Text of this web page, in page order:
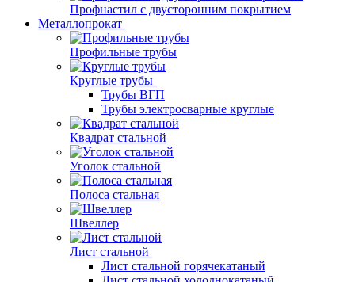
Профнастил с двусторонним покрытием
Металлопрокат
Профильные трубы
Круглые трубы
Трубы ВГП
Трубы электросварные круглые
Квадрат стальной
Уголок стальной
Полоса стальная
Швеллер
Лист стальной
Лист стальной горячекатаный